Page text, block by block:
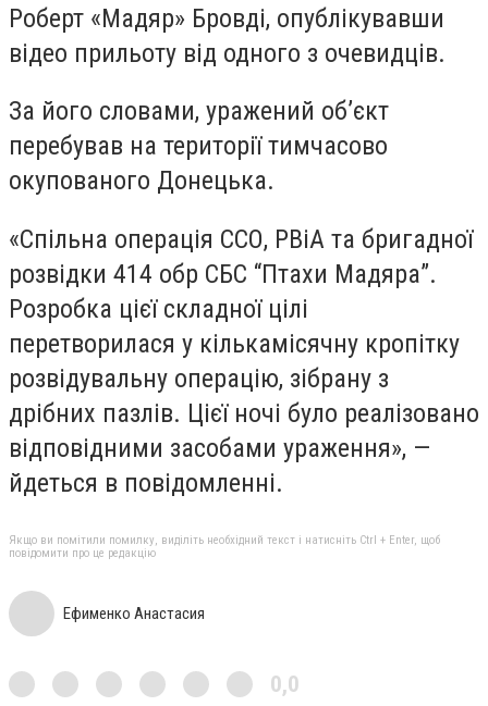
Роберт «Мадяр» Бровді, опублікувавши
відео прильоту від одного з очевидців.
За його словами, уражений об’єкт
перебував на території тимчасово
окупованого Донецька.
«Спільна операція ССО, РВіА та бригадної
розвідки 414 обр СБС “Птахи Мадяра”.
Розробка цієї складної цілі
перетворилася у кількамісячну кропітку
розвідувальну операцію, зібрану з
дрібних пазлів. Цієї ночі було реалізовано
відповідними засобами ураження», —
йдеться в повідомленні.
Якщо ви помітили помилку, виділіть необхідний текст і натисніть Ctrl + Enter, щоб
повідомити про це редакцію
Ефименко Анастасия
0,0